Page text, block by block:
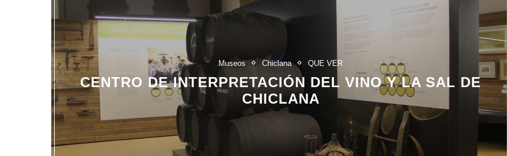
Museos Chiclana QUE VER
CENTRO DE INTERPRETACIÓN DEL VINO Y LA SAL DE
CHICLANA